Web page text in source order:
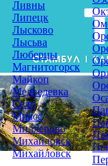
Ливны
Липецк
Лысково
Лысьва
Люберцы
Магнитогорск
Майкоп
Медведевка
Село
Миасс
Миллерово
Михайловск
Михайловск